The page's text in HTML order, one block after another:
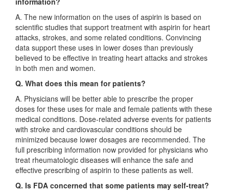
A. The new information on the uses of aspirin is based on
scientific studies that support treatment with aspirin for heart
attacks, strokes, and some related conditions. Convincing
data support these uses in lower doses than previously
believed to be effective in treating heart attacks and strokes
in both men and women.
Q. What does this mean for patients?
A. Physicians will be better able to prescribe the proper
doses for these uses for male and female patients with these
medical conditions. Dose-related adverse events for patients
with stroke and cardiovascular conditions should be
minimized because lower dosages are recommended. The
full prescribing information now provided for physicians who
treat rheumatologic diseases will enhance the safe and
effective prescribing of aspirin to these patients as well.
Q. Is FDA concerned that some patients may self-treat?